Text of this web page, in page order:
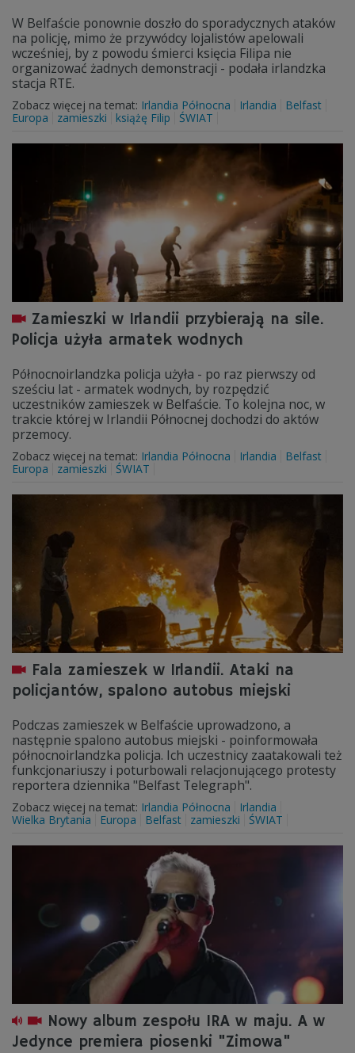
W Belfaście ponownie doszło do sporadycznych ataków
na policję, mimo że przywódcy lojalistów apelowali
wcześniej, by z powodu śmierci księcia Filipa nie
organizować żadnych demonstracji - podała irlandzka
stacja RTE.
Zobacz więcej na temat: Irlandia Północna Irlandia
Belfast
Europa
zamieszki książę Filip ŚWIAT
Zamieszki w Irlandii przybierają na sile.
Policja użyła armatek wodnych
Północnoirlandzka policja użyła - po raz pierwszy od
sześciu lat - armatek wodnych, by rozpędzić
uczestników zamieszek w Belfaście. To kolejna noc, w
trakcie której w Irlandii Północnej dochodzi do aktów
przemocy.
Zobacz więcej na temat: Irlandia Północna Irlandia
Belfast
Europa
zamieszki ŚWIAT
Fala zamieszek w Irlandii. Ataki na
policjantów, spalono autobus miejski
Podczas zamieszek w Belfaście uprowadzono, a
następnie spalono autobus miejski - poinformowała
północnoirlandzka policja. Ich uczestnicy zaatakowali też
funkcjonariuszy i poturbowali relacjonującego protesty
reportera dziennika "Belfast Telegraph".
Zobacz więcej na temat: Irlandia Północna
Irlandia
Wielka Brytania
Europa Belfast zamieszki ŚWIAT
Nowy album zespołu IRA w maju. A w
Jedynce premiera piosenki "Zimowa"